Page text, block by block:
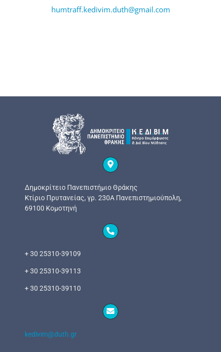
humtraff.kedivim.duth@gmail.com
Δημοκρίτειο Πανεπιστήμιο Θράκης
Κτίριο Πρυτανείας, γρ. 230Α Πανεπιστημιούπολη,
69100 Κομοτηνή
+ 30 25310-39109
+ 30 25310-39113
+ 30 25310-39110
kedivim@duth.gr